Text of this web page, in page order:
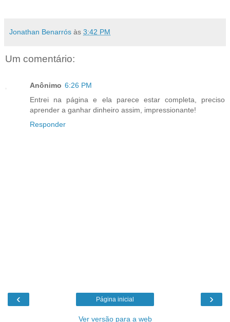
Jonathan Benarrós às 3:42 PM
Um comentário:
Anônimo 6:26 PM
Entrei na página e ela parece estar completa, preciso
aprender a ganhar dinheiro assim, impressionante!
Responder
‹ ›
Página inicial
Ver versão para a web